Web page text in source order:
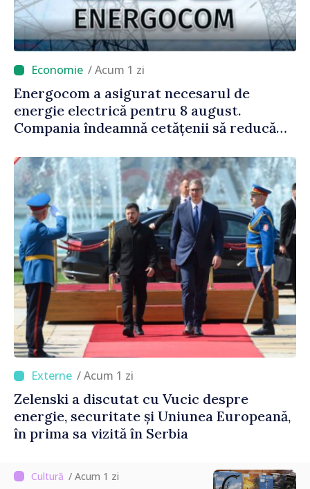
/ Acum 1 zi
Energocom a asigurat necesarul de
energie electrică pentru 8 august.
Compania îndeamnă cetățenii să reducă
/ Acum 1 zi
Zelenski a discutat cu Vucic despre
energie, securitate și Uniunea Europeană,
în prima sa vizită în Serbia
/ Acum 1 zi